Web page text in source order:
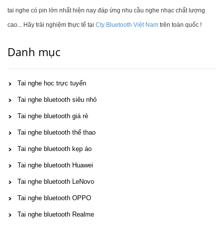
tai nghe có pin lớn nhất hiện nay đáp ứng nhu cầu nghe nhạc chất lượng
cao... Hãy trải nghiệm thực tế tại Cty Bluetooth Việt Nam trên toàn quốc !
Danh mục
Tai nghe học trực tuyến
Tai nghe bluetooth siêu nhỏ
Tai nghe bluetooth giá rẻ
Tai nghe bluetooth thể thao
Tai nghe bluetooth kẹp áo
Tai nghe bluetooth Huawei
Tai nghe bluetooth LeNovo
Tai nghe bluetooth OPPO
Tai nghe bluetooth Realme